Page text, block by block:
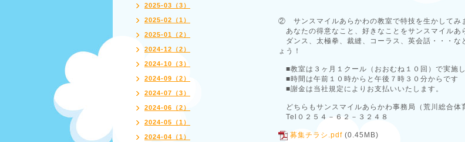
② サンスマイルあらかわの教室で特技を生かしてみ
あなたの得意なこと、好きなことをサンスマイルあ
ダンス、太極拳、裁縫、コーラス、英会話・・・な
ょう！
■教室は３ヶ月１クール（おおむね１０回）で実施
■時間は午前１０時からと午後７時３０分からです
■謝金は当社規定によりお支払いいたします。
どちらもサンスマイルあらかわ事務局（荒川総合体
Tel０２５４－６２－３２４８
募集チラシ.pdf (0.45MB)
2025-03（3）
2025-02（1）
2025-01（2）
2024-12（2）
2024-10（3）
2024-09（2）
2024-07（3）
2024-06（2）
2024-05（1）
2024-04（1）